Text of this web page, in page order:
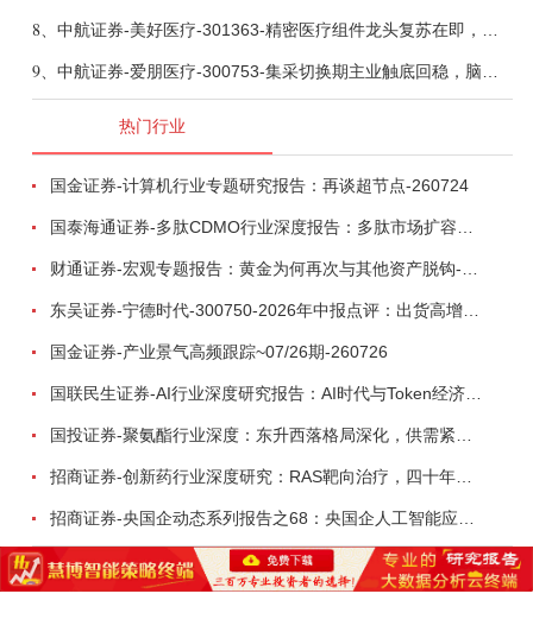
8、
9、
热门行业
国金证券-计算机行业专题研究报告：再谈超节点-260724
东吴证券-宁德时代-300750-2026年中报点评：出货高增业绩稳健，回购彰显龙头信心-260726
国金证券-产业景气高频跟踪~07/26期-260726
国联民生证券-AI行业深度研究报告：AI时代与Token经济，从技术符号到数字石油-260801
招商证券-创新药行业深度研究：RAS靶向治疗，四十年不可成药的终结，与终结之后的治疗格局演化-260805